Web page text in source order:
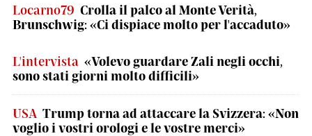
Locarno79 Crolla il palco al Monte Verità,
Brunschwig: «Ci dispiace molto per l'accaduto»
L'intervista «Volevo guardare Zali negli occhi,
sono stati giorni molto difficili»
USA Trump torna ad attaccare la Svizzera: «Non
voglio i vostri orologi e le vostre merci»